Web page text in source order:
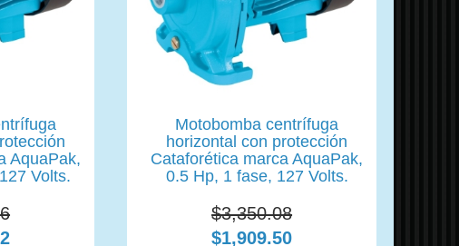
AquaPak,
Volts.
Motobomba centrífuga
horizontal con protección
Cataforética marca AquaPak,
0.5 Hp, 1 fase, 127 Volts.
$3,350.08
$1,909.50